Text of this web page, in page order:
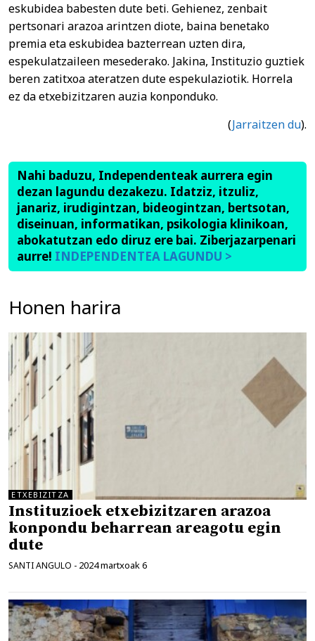
eskubidea babesten dute beti. Gehienez, zenbait
pertsonari arazoa arintzen diote, baina benetako
premia eta eskubidea bazterrean uzten dira,
espekulatzaileen mesederako. Jakina, Instituzio guztiek
beren zatitxoa ateratzen dute espekulaziotik. Horrela
ez da etxebizitzaren auzia konponduko.
(Jarraitzen du).
Nahi baduzu, Independenteak aurrera egin
dezan lagundu dezakezu. Idatziz, itzuliz,
janariz, irudigintzan, bideogintzan, bertsotan,
diseinuan, informatikan, psikologia klinikoan,
abokatutzan edo diruz ere bai. Ziberjazarpenari
aurre! INDEPENDENTEA LAGUNDU >
Honen harira
ETXEBIZITZA
Instituzioek etxebizitzaren arazoa
konpondu beharrean areagotu egin
dute
SANTI ANGULO - 2024 martxoak 6